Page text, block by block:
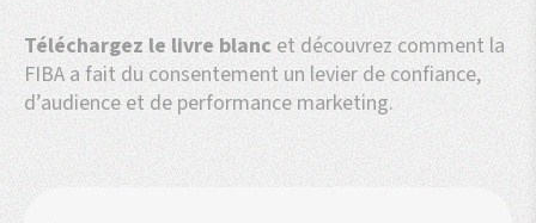
Téléchargez le livre blanc et découvrez comment la
FIBA a fait du consentement un levier de confiance,
d’audience et de performance marketing.